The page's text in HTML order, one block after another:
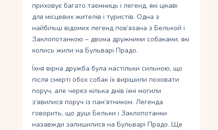
приховує багато таємниць і легенд, які цікаві
для місцевих жителів і туристів. Одна з
найбільш відомих легенд пов’язана з Белькой і
Заклопотанкою – двома дружними собаками, які
колись жили на Бульварі Прадо.
Їхня вірна дружба була настільки сильною, що
після смерті обох собак їх вирішили поховати
поруч, але через кілька днів їхні могили
з’явилися поруч із пам’ятником. Легенда
говорить, що душі Бельки і Заклопотанки
назавжди залишилися на Бульварі Прадо. Ще